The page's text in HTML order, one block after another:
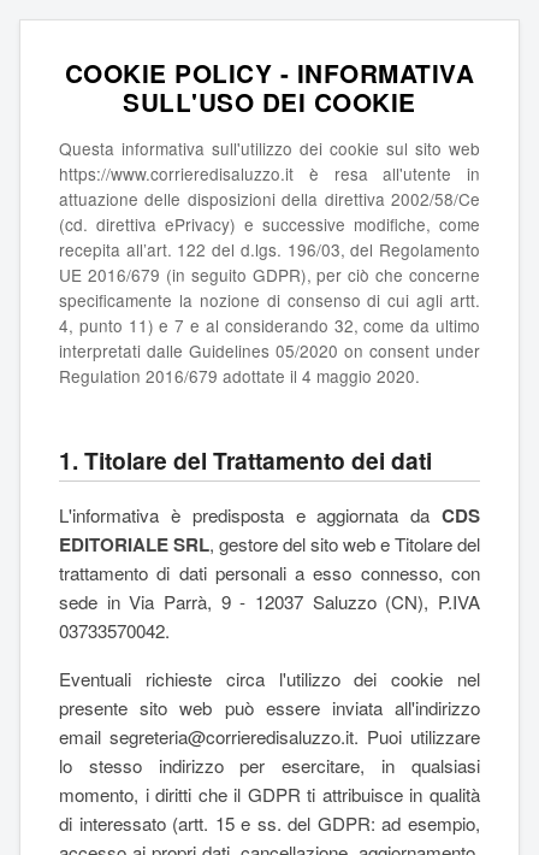
COOKIE POLICY - INFORMATIVA
SULL'USO DEI COOKIE
Questa informativa sull'utilizzo dei cookie sul sito web
https://www.corrieredisaluzzo.it è resa all'utente in
attuazione delle disposizioni della direttiva 2002/58/Ce
(cd. direttiva ePrivacy) e successive modifiche, come
recepita all’art. 122 del d.lgs. 196/03, del Regolamento
UE 2016/679 (in seguito GDPR), per ciò che concerne
specificamente la nozione di consenso di cui agli artt.
4, punto 11) e 7 e al considerando 32, come da ultimo
interpretati dalle Guidelines 05/2020 on consent under
Regulation 2016/679 adottate il 4 maggio 2020.
1. Titolare del Trattamento dei dati
L'informativa è predisposta e aggiornata da CDS
EDITORIALE SRL, gestore del sito web e Titolare del
trattamento di dati personali a esso connesso, con
sede in Via Parrà, 9 - 12037 Saluzzo (CN), P.IVA
03733570042.
Eventuali richieste circa l'utilizzo dei cookie nel
presente sito web può essere inviata all'indirizzo
email segreteria@corrieredisaluzzo.it. Puoi utilizzare
lo stesso indirizzo per esercitare, in qualsiasi
momento, i diritti che il GDPR ti attribuisce in qualità
di interessato (artt. 15 e ss. del GDPR: ad esempio,